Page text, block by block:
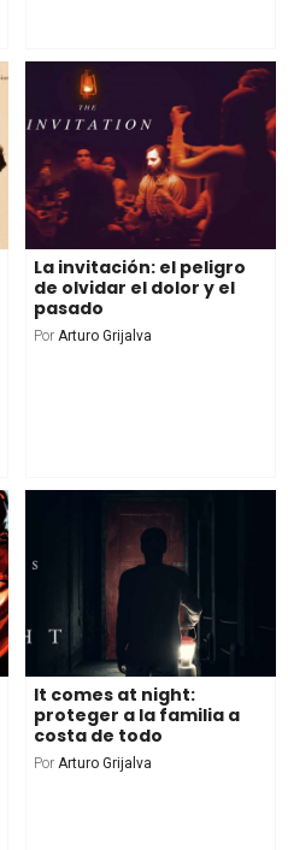
La invitación: el peligro
de olvidar el dolor y el
pasado
Por Arturo Grijalva
It comes at night:
proteger a la familia a
costa de todo
Por Arturo Grijalva